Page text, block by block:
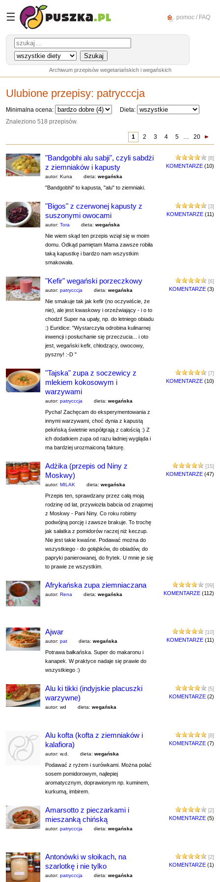
☰ pomoc / FAQ
Archiwum przepisów wegetariańskich i wegańskich
Ulubione przepisy: patrycccja
Minimalna ocena:
Dieta:
Znaleziono 518 przepisów.
1 2 3 4 5 … 20
[8]
KOMENTARZE (10)
"Bandgobhi alu sabji", czyli sabdżi
z ziemniaków i kapusty
autor: Kuna dieta: wegańska
"Bandgobhi" to kapusta, "alu" to ziemniaki.
[3]
KOMENTARZE (11)
"Bigos" z czerwonej kapusty z
suszonymi owocami
autor: Tora dieta: wegańska
Nie wiem skąd ten przepis wziął się w moim
domu. Odkąd pamiętam Mama zawsze robiła
taką kapustkę i bardzo nam wszystkim
smakowała.
[6]
KOMENTARZE (3)
"Kefir" wegański porzeczkowy
autor: patrycccja dieta: wegańska
Nie smakuje tak jak kefir (no oczywiście, że
nie), ale jest kwaskowy i orzeźwiający - i o to
chodzi! Super na upały, np. do letniego obiadu
:) Euridice: "Wystarczyła odrobina kulinarnej
inwencji i posłuchanie się przeczucia... i oto
jest, wegański kefir, chłodzący, owocowy,
pyszny! :-D "
[7]
KOMENTARZE (10)
"Tajska" zupa z soczewicy z
mlekiem kokosowym i
warzywami
autor: patrycccja dieta: wegańska
Pycha! Zachęcam do eksperymentowania z
innymi warzywami, choć dynia z kapustą
pekińską świetnie współgrają z całością :) Z
ich dodatkiem zupa od razu ładniej wygląda i
ma bardziej urozmaiconą fakturę.
[15]
KOMENTARZE (47)
Adżika (przepis od Niny z
Moskwy)
autor: MILAK dieta: wegańska
Przepis ten, sprawdzany przez całą moją
rodzinę od lat, przywiozła babcia od znajomej
z Moskwy - Pani Niny. Co roku robimy
podwójną porcję i zawsze brakuje. To trochę
jak sałatka z pomidorów raczej niż keczup.
Nie jest takie kwaśne. Podawać można do
wszystkiego - do gołąbków, do obiadów, do
papryki panierowanej, do frytek. U mnie je się
to prawie ze wszystkim.
[99]
KOMENTARZE (112)
Afrykańska zupa ziemniaczana
autor: Rena dieta: wegańska
[10]
KOMENTARZE (11)
Ajwar
autor: pat dieta: wegańska
Potrawa bałkańska. Super do makaronu i
kanapek. W praktyce nadaje się prawie do
wszystkiego :)
[5]
KOMENTARZE (2)
Alu ki tikki (indyjskie placuszki
warzywne)
autor: wd dieta: wegańska
[8]
KOMENTARZE (7)
Alu kofta (kofta z ziemniaków i
kalafiora)
autor: w.d. dieta: wegańska
Podawać z ryżem i surówkami. Można polać
sosem pomidorowym, najlepiej
aromatycznym, doprawionym np. kuminem,
kurkumą, imbirem.
[2]
KOMENTARZE (5)
Amarsotto z pieczarkami i
mieszanką chińską
autor: patrycccja dieta: wegańska
[2]
KOMENTARZE (1)
Antonówki w słoikach, na
szarlotkę i nie tylko
autor: patrycccja dieta: wegańska